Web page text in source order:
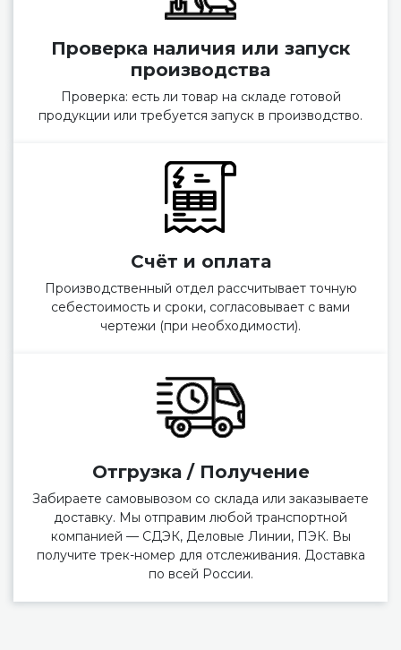
Проверка наличия или запуск
производства
Проверка: есть ли товар на складе готовой
продукции или требуется запуск в производство.
Счёт и оплата
Производственный отдел рассчитывает точную
себестоимость и сроки, согласовывает с вами
чертежи (при необходимости).
Отгрузка / Получение
Забираете самовывозом со склада или заказываете
доставку. Мы отправим любой транспортной
компанией — СДЭК, Деловые Линии, ПЭК. Вы
получите трек-номер для отслеживания. Доставка
по всей России.